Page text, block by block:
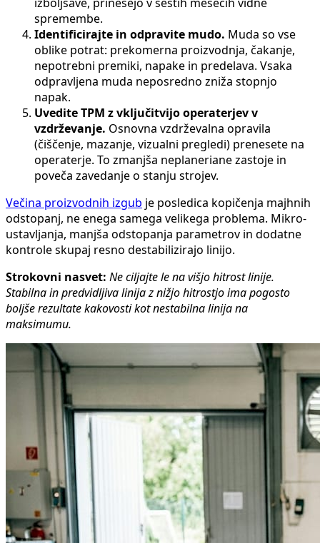
spremembe.
Identificirajte in odpravite mudo. Muda so vse
oblike potrat: prekomerna proizvodnja, čakanje,
nepotrebni premiki, napake in predelava. Vsaka
odpravljena muda neposredno zniža stopnjo
napak.
Uvedite TPM z vključitvijo operaterjev v
vzdrževanje. Osnovna vzdrževalna opravila
(čiščenje, mazanje, vizualni pregledi) prenesete na
operaterje. To zmanjša neplaneriane zastoje in
poveča zavedanje o stanju strojev.
Večina proizvodnih izgub je posledica kopičenja majhnih
odstopanj, ne enega samega velikega problema. Mikro-
ustavljanja, manjša odstopanja parametrov in dodatne
kontrole skupaj resno destabilizirajo linijo.
Strokovni nasvet: Ne ciljajte le na višjo hitrost linije.
Stabilna in predvidljiva linija z nižjo hitrostjo ima pogosto
boljše rezultate kakovosti kot nestabilna linija na
maksimumu.